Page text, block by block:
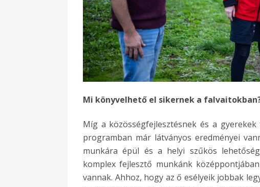
Mi könyvelhető el sikernek a
Míg a közösségfejlesztésnek és a gyerekek
programban már látványos eredményei
munkára épül és a helyi szűkös
komplex fejlesztő munkánk
vannak. Ahhoz, hogy az ő esélyeik jobbak